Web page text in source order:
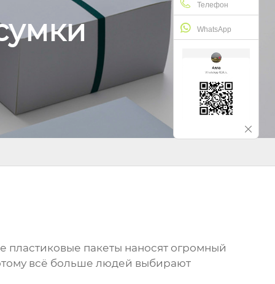
пластиковые пакеты наносят огромный
всё больше людей выбирают
Телефон
WhatsApp